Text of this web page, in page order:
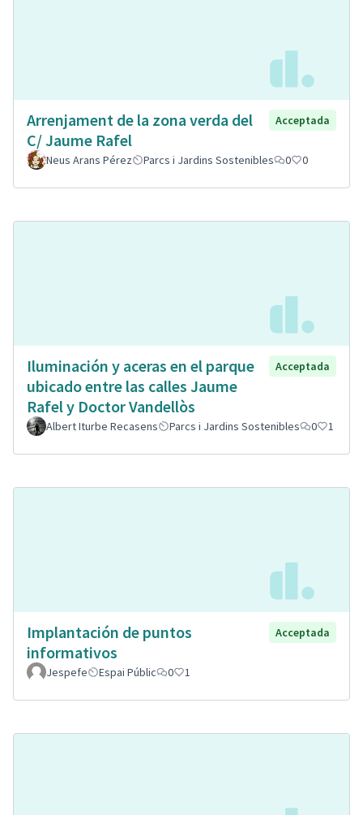
Arrenjament de la zona verda del
C/ Jaume Rafel
Acceptada
Neus Arans Pérez Parcs i Jardins Sostenibles 0 0
Iluminación y aceras en el parque
ubicado entre las calles Jaume
Rafel y Doctor Vandellòs
Acceptada
Albert Iturbe Recasens Parcs i Jardins Sostenibles 0 1
Implantación de puntos
informativos
Acceptada
Jespefe Espai Públic 0 1